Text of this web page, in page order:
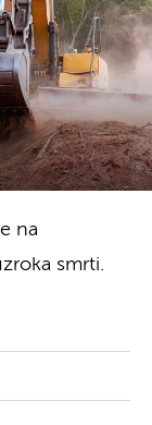
na
smrti.